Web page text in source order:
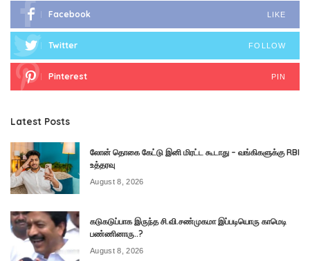
Facebook LIKE
Twitter FOLLOW
Pinterest PIN
Latest Posts
லோன் தொகை கேட்டு இனி மிரட்ட கூடாது – வங்கிகளுக்கு RBI
உத்தரவு
August 8, 2026
கடுகடுப்பாக இருந்த சி.வி.சண்முகமா இப்படியொரு காமெடி
பண்ணினாரு..?
August 8, 2026